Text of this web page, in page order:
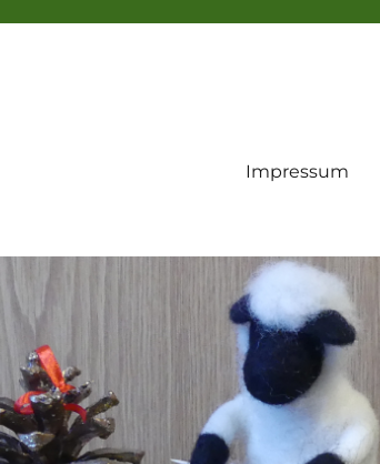
Impressum